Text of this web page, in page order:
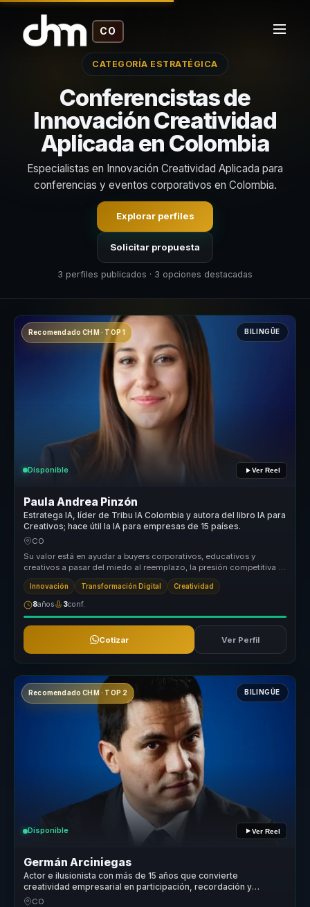
CO
CATEGORÍA ESTRATÉGICA
Conferencistas de
Innovación Creatividad
Aplicada en Colombia
Especialistas en Innovación Creatividad Aplicada para
conferencias y eventos corporativos en Colombia.
Explorar perfiles
Solicitar propuesta
3 perfiles publicados · 3 opciones destacadas
Recomendado CHM · TOP 1 BILINGÜE
Disponible Ver Reel
Paula Andrea Pinzón
Estratega IA, líder de Tribu IA Colombia y autora del libro IA para
Creativos; hace útil la IA para empresas de 15 países.
CO
Su valor está en ayudar a buyers corporativos, educativos y
creativos a pasar del miedo al reemplazo, la presión competitiva o
la explora...
Innovación Transformación Digital Creatividad
8años 3conf.
Cotizar Ver Perfil
Recomendado CHM · TOP 2 BILINGÜE
Disponible Ver Reel
Germán Arciniegas
Actor e ilusionista con más de 15 años que convierte
creatividad empresarial en participación, recordación y
colaboración para equipos.
CO